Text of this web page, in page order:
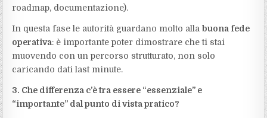
roadmap, documentazione).
In questa fase le autorità guardano molto allabuona fede
operativa: è importante poter dimostrare che ti stai
muovendo con un percorso strutturato, non solo
caricando dati last minute.
3. Che differenza c’è tra essere “essenziale” e
“importante” dal punto di vista pratico?